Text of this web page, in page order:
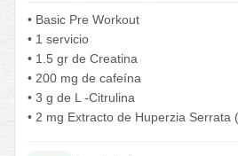
• Basic Pre Workout
• 1 servicio
• 1.5 gr de Creatina
• 200 mg de cafeína
• 3 g de L -Citrulina
• 2 mg Extracto de Huperzia Serrata